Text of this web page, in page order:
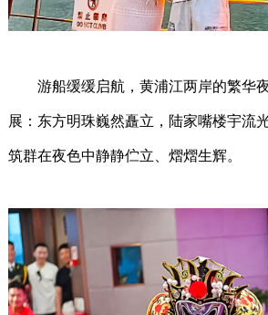
游船缓缓启航，黄浦江两岸的繁华
展：东方明珠巍然矗立，陆家嘴楼宇流
筑群在夜色中静静伫立、熠熠生辉。